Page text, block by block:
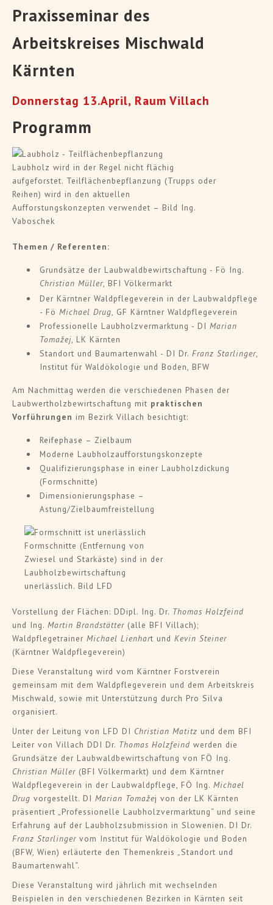
Praxisseminar des
Arbeitskreises Mischwald
Kärnten
Donnerstag 13.April, Raum Villach
Programm
Laubholz wird in der Regel nicht flächig
aufgeforstet. Teilflächenbepflanzung (Trupps oder
Reihen) wird in den aktuellen
Aufforstungskonzepten verwendet – Bild Ing.
Vaboschek
Themen / Referenten:
Grundsätze der Laubwaldbewirtschaftung - Fö Ing.
Christian Müller, BFI Völkermarkt
Der Kärntner Waldpflegeverein in der Laubwaldpflege
- Fö Michael Drug, GF Kärntner Waldpflegeverein
Professionelle Laubholzvermarktung - DI Marian
Tomažej, LK Kärnten
Standort und Baumartenwahl - DI Dr. Franz Starlinger,
Institut für Waldökologie und Boden, BFW
Am Nachmittag werden die verschiedenen Phasen der
Laubwertholzbewirtschaftung mit praktischen
Vorführungen im Bezirk Villach besichtigt:
Reifephase – Zielbaum
Moderne Laubholzaufforstungskonzepte
Qualifizierungsphase in einer Laubholzdickung
(Formschnitte)
Dimensionierungsphase –
Astung/Zielbaumfreistellung
Formschnitte (Entfernung von
Zwiesel und Starkäste) sind in der
Laubholzbewirtschaftung
unerlässlich. Bild LFD
Vorstellung der Flächen: DDipl. Ing. Dr. Thomas Holzfeind
und Ing. Martin Brandstätter (alle BFI Villach);
Waldpflegetrainer Michael Lienhart und Kevin Steiner
(Kärntner Waldpflegeverein)
Diese Veranstaltung wird vom Kärntner Forstverein
gemeinsam mit dem Waldpflegeverein und dem Arbeitskreis
Mischwald, sowie mit Unterstützung durch Pro Silva
organisiert.
Unter der Leitung von LFD DI Christian Matitz und dem BFI
Leiter von Villach DDI Dr. Thomas Holzfeind werden die
Grundsätze der Laubwaldbewirtschaftung von FÖ Ing.
Christian Müller (BFI Völkermarkt) und dem Kärntner
Waldpflegeverein in der Laubwaldpflege, FÖ Ing. Michael
Drug vorgestellt. DI Marian Tomažej von der LK Kärnten
präsentiert „Professionelle Laubholzvermarktung“ und seine
Erfahrung auf der Laubholzsubmission in Slowenien. DI Dr.
Franz Starlinger vom Institut für Waldökologie und Boden
(BFW, Wien) erläuterte den Themenkreis „Standort und
Baumartenwahl“.
Diese Veranstaltung wird jährlich mit wechselnden
Beispielen in den verschiedenen Bezirken in Kärnten seit